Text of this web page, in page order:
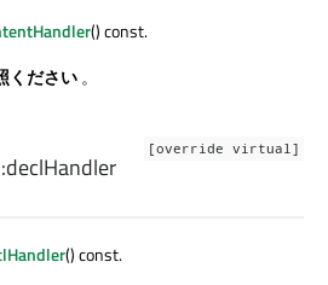
() const.
ください。
[override virtual]
declHandler
() const.